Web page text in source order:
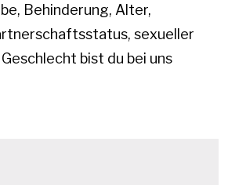
Behinderung, Alter,
sexueller
bist du bei uns